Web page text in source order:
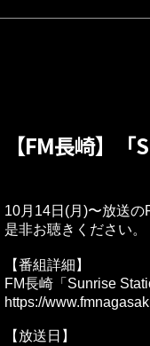
【FM長崎】
10月14日(月)〜放送の
是非お聴きください。
【番組詳細】
https://
【放送日】